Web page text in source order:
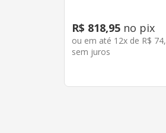
R$ 818,95 no pix
ou em até 12x de R$ 74,
sem juros